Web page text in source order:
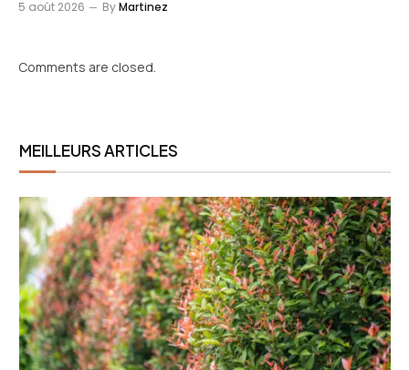
5 août 2026 ByMartinez
Comments are closed.
MEILLEURS ARTICLES